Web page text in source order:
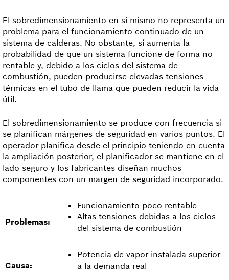
El sobredimensionamiento en sí mismo no representa un
problema para el funcionamiento continuado de un
sistema de calderas. No obstante, sí aumenta la
probabilidad de que un sistema funcione de forma no
rentable y, debido a los ciclos del sistema de
combustión, pueden producirse elevadas tensiones
térmicas en el tubo de llama que pueden reducir la vida
útil.
El sobredimensionamiento se produce con frecuencia si
se planifican márgenes de seguridad en varios puntos. El
operador planifica desde el principio teniendo en cuenta
la ampliación posterior, el planificador se mantiene en el
lado seguro y los fabricantes diseñan muchos
componentes con un margen de seguridad incorporado.
Problemas:
Funcionamiento poco rentable
Altas tensiones debidas a los ciclos
del sistema de combustión
Causa:
Potencia de vapor instalada superior
a la demanda real